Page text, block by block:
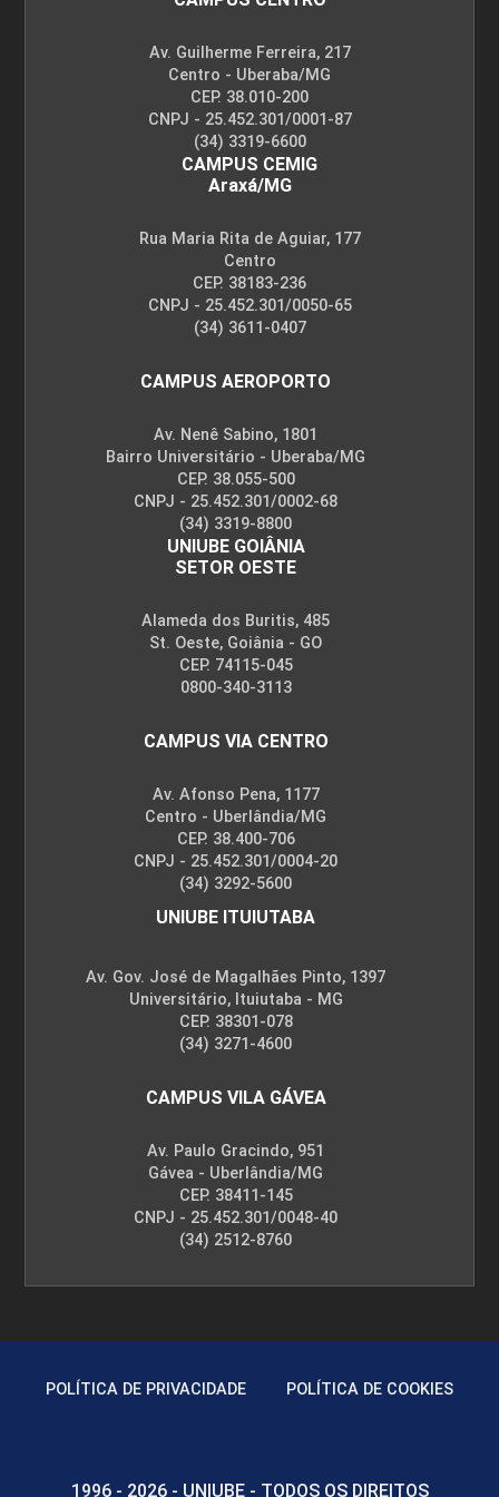
6
ENCONTRO ACADÊMICO/AVALIAÇÃO
6
ENOGASTRONOMIA E BEBIDAS
72
ESTRUTURA E TÉCNICAS DA COZINHA
72
126
GARDE MANGER
Av. Guilherme Ferreira, 217
Centro - Uberaba/MG
CEP. 38.010-200
CNPJ - 25.452.301/0001-87
(34) 3319-6600
CAMPUS CEMIG
Araxá/MG
Rua Maria Rita de Aguiar, 177
Centro
CEP. 38183-236
CNPJ - 25.452.301/0050-65
(34) 3611-0407
CAMPUS AEROPORTO
Av. Nenê Sabino, 1801
Bairro Universitário - Uberaba/MG
CEP. 38.055-500
CNPJ - 25.452.301/0002-68
(34) 3319-8800
UNIUBE GOIÂNIA
SETOR OESTE
Alameda dos Buritis, 485
St. Oeste, Goiânia - GO
CEP. 74115-045
0800-340-3113
CAMPUS VIA CENTRO
Av. Afonso Pena, 1177
Centro - Uberlândia/MG
CEP. 38.400-706
CNPJ - 25.452.301/0004-20
(34) 3292-5600
UNIUBE ITUIUTABA
Av. Gov. José de Magalhães Pinto, 1397
Universitário, Ituiutaba - MG
CEP. 38301-078
(34) 3271-4600
CAMPUS VILA GÁVEA
Av. Paulo Gracindo, 951
Gávea - Uberlândia/MG
CEP. 38411-145
CNPJ - 25.452.301/0048-40
(34) 2512-8760
POLÍTICA DE PRIVACIDADE POLÍTICA DE COOKIES
1996 - 2026 - UNIUBE - TODOS OS DIREITOS